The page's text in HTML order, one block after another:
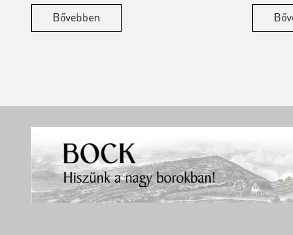
Bővebben